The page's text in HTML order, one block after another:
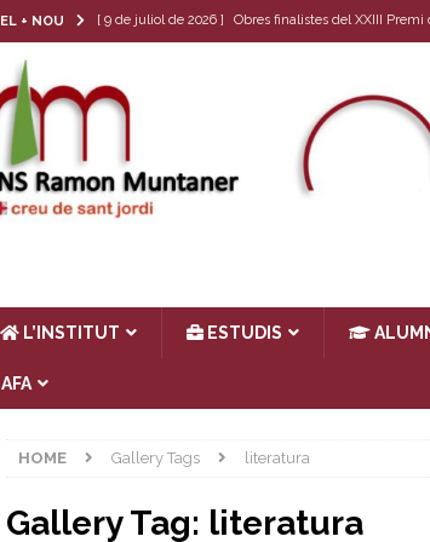
EL + NOU [ 9 de juliol de 2026 ] Obres finalistes del XXIII
Tria de matèria optativa per a
[ 17 de juny de 2026 ] Llibres de text 26-27
Les cròniques del Club de
[ 17 de juliol de 2026 ] Horari d’estiu
L’INSTITUT ESTUDIS
AFA
HOME Gallery Tags literatura
Gallery Tag: literatura